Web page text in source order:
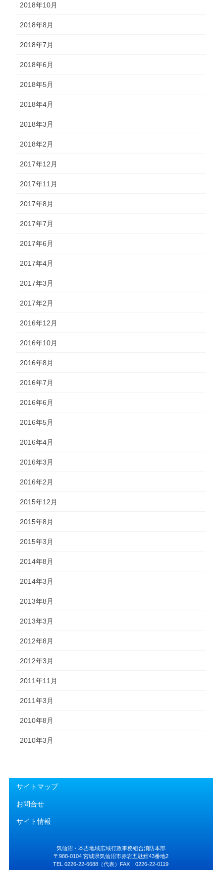
2018年10月
2018年8月
2018年7月
2018年6月
2018年5月
2018年4月
2018年3月
2018年2月
2017年12月
2017年11月
2017年8月
2017年7月
2017年6月
2017年4月
2017年3月
2017年2月
2016年12月
2016年10月
2016年8月
2016年7月
2016年6月
2016年5月
2016年4月
2016年3月
2016年2月
2015年12月
2015年8月
2015年3月
2014年8月
2014年3月
2013年8月
2013年3月
2012年8月
2012年3月
2011年11月
2011年3月
2010年8月
2010年3月
サイトマップ
お問合せ
サイト情報
気仙沼・本吉地域広域行政事務組合消防本部
〒988-0104 宮城県気仙沼市赤岩五駄鱈43番地2
TEL 0226-22-6688（代表）FAX 0226-22-0119